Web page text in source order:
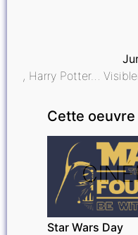
, Harry Potter…
Cette
Star Wars Day